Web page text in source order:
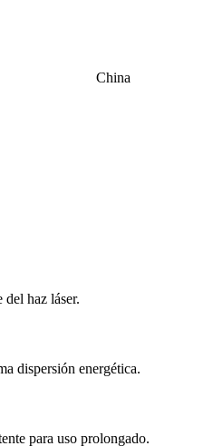
China
haz láser.
dispersión energética.
para uso prolongado.